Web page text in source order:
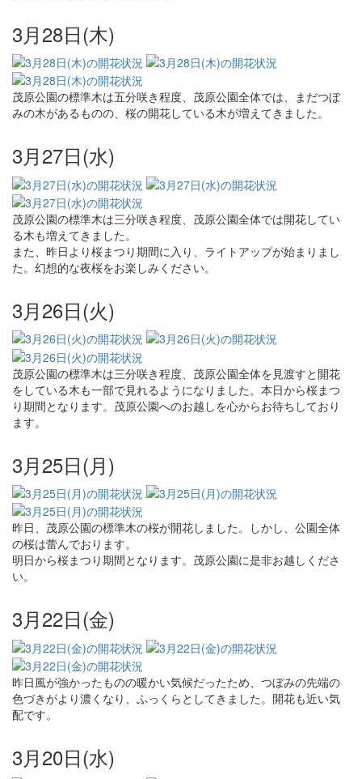
3月28日(木)
茂原公園の標準木は五分咲き程度、茂原公園全体では、まだつぼ
みの木があるものの、桜の開花している木が増えてきました。
3月27日(水)
茂原公園の標準木は三分咲き程度、茂原公園全体では開花してい
る木も増えてきました。
また、昨日より桜まつり期間に入り、ライトアップが始まりまし
た。幻想的な夜桜をお楽しみください。
3月26日(火)
茂原公園の標準木は三分咲き程度、茂原公園全体を見渡すと開花
をしている木も一部で見れるようになりました。本日から桜まつ
り期間となります。茂原公園へのお越しを心からお待ちしており
ます。
3月25日(月)
昨日、茂原公園の標準木の桜が開花しました。しかし、公園全体
の桜は蕾んでおります。
明日から桜まつり期間となります。茂原公園に是非お越しくださ
い。
3月22日(金)
昨日風が強かったものの暖かい気候だったため、つぼみの先端の
色づきがより濃くなり、ふっくらとしてきました。開花も近い気
配です。
3月20日(水)